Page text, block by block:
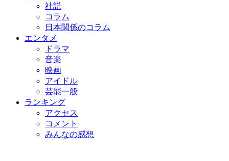
社説
コラム
日本関係のコラム
エンタメ
ドラマ
音楽
映画
アイドル
芸能一般
ランキング
アクセス
コメント
みんなの感想